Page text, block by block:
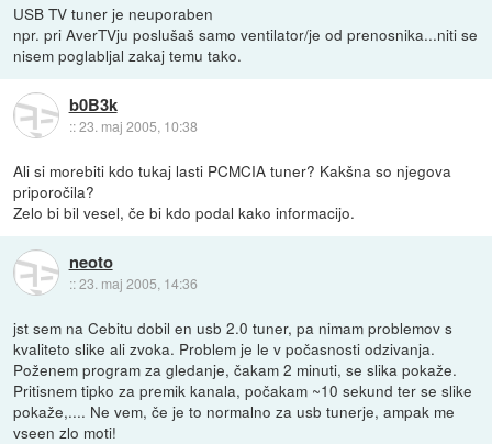
USB TV tuner je neuporaben
npr. pri AverTVju poslušaš samo ventilator/je od prenosnika...niti se
nisem poglabljal zakaj temu tako.
b0B3k
::23. maj 2005, 10:38
Ali si morebiti kdo tukaj lasti PCMCIA tuner? Kakšna so njegova
priporočila?
Zelo bi bil vesel, če bi kdo podal kako informacijo.
neoto
::23. maj 2005, 14:36
jst sem na Cebitu dobil en usb 2.0 tuner, pa nimam problemov s
kvaliteto slike ali zvoka. Problem je le v počasnosti odzivanja.
Poženem program za gledanje, čakam 2 minuti, se slika pokaže.
Pritisnem tipko za premik kanala, počakam ~10 sekund ter se slike
pokaže,.... Ne vem, če je to normalno za usb tunerje, ampak me
vseen zlo moti!